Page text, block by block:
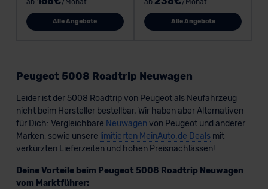
ab /Monat
Alle Angebote
ab /Monat
Alle Angebote
Peugeot 5008 Roadtrip Neuwagen
Leider ist der 5008 Roadtrip von Peugeot als Neufahrzeug
nicht beim Hersteller bestellbar. Wir haben aber Alternativen
für Dich: Vergleichbare Neuwagenvon Peugeot und anderer
Marken, sowie unsere limitierten MeinAuto.de Dealsmit
verkürzten Lieferzeiten und hohen Preisnachlässen!
Deine Vorteile beim Peugeot 5008 Roadtrip Neuwagen
vom Marktführer: